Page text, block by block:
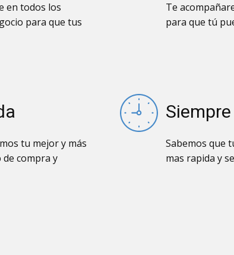
en todos los
para que tus
Te
para que tú
tu mejor y más
compra y
Sabemos que
mas rapida y